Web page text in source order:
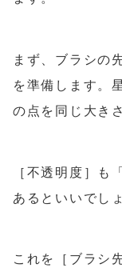
まず、ブラシの
を準備します。
の点を同じ大き
［不透明度］
あるといいでし
これを［ブラシ